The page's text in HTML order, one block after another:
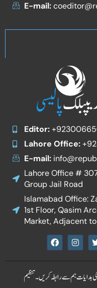
E-mail:
Editor:
Lahore Office:
E-mail:
Lahore Office #
Group Jail Road
Islamabad Office:
1st Floor, Qasim
Market, Adjacent
F
a
e
o
I
n
t
g
تنظیمہم سے رابطہ کریں۔ہدایات